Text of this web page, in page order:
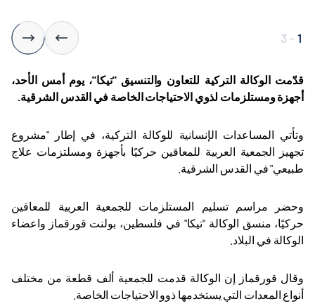
1
-
3
قدّمت الوكالة التركية للتعاون والتنسيق "تيكا"، يوم أمس الأحد،
أجهزة ومستلزمات لذوي الاحتياجات الخاصة في القدس الشرقية.
وتأتي المساعدات الإنسانية للوكالة التركية، في إطار "مشروع
تجهيز الجمعية العربية للمعاقين حركيًا بأجهزة ومسلتزمات علاج
طبيعي" في القدس الشرقية
وحضر مراسم تسليم المستلزمات للجمعية العربية للمعاقين
حركيًا، منسق الوكالة "تيكا" في فلسطين، بولنت قورقماز واعضاء
الوكالة في البلاد.
وقال قورقماز إن الوكالة قدمت للجمعية ألف قطعة من مختلف
أنواع المعدات التي يستخدمها ذوو الاحتياجات الخاصة